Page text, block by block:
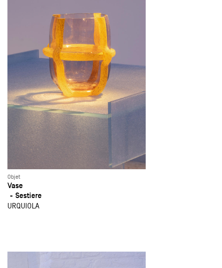
Objet
Vase
Sestiere
URQUIOLA